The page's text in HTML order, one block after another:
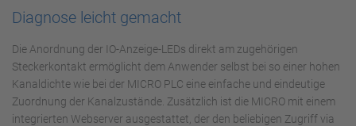
Diagnose leicht gemacht
Die Anordnung der IO-Anzeige-LEDs direkt am zugehörigen
Steckerkontakt ermöglicht dem Anwender selbst bei so einer hohen
Kanaldichte wie bei der MICRO PLC eine einfache und eindeutige
Zuordnung der Kanalzustände. Zusätzlich ist die MICRO mit einem
integrierten Webserver ausgestattet, der den beliebigen Zugriff via